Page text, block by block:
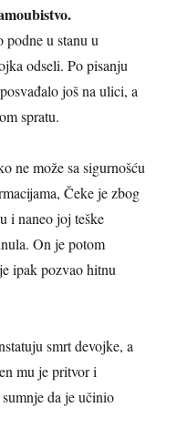
podne u stanu u
odseli. Po pisanju
još na ulici, a
spratu.
ne može sa sigurnošću
Čeke je zbog
i naneo joj teške
On je potom
ipak pozvao hitnu
smrt devojke, a
mu je pritvor i
da je učinio